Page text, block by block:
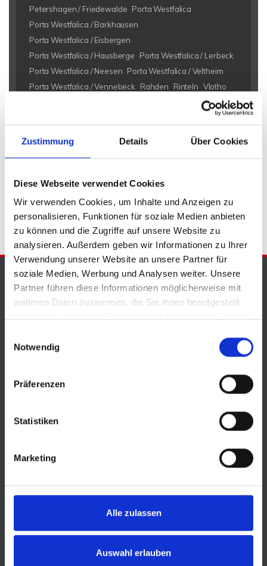
Zustimmung Details Über Cookies
Diese Webseite verwendet Cookies
Wir verwenden Cookies, um Inhalte und Anzeigen zu
personalisieren, Funktionen für soziale Medien anbieten
zu können und die Zugriffe auf unsere Website zu
analysieren. Außerdem geben wir Informationen zu Ihrer
Verwendung unserer Website an unsere Partner für
soziale Medien, Werbung und Analysen weiter. Unsere
Partner führen diese Informationen möglicherweise mit
weiteren Daten zusammen, die Sie ihnen bereitgestellt
Notwendig
Präferenzen
Statistiken
Marketing
Alle zulassen
Auswahl erlauben
Petershagen / Friedewalde Porta Westfalica
Porta Westfalica / Barkhausen
Porta Westfalica / Eisbergen
Porta Westfalica / Hausberge
Porta Westfalica / Lerbeck
Porta Westfalica / Neesen Porta Westfalica / Veltheim
Porta Westfalica / Vennebeck
Rahden Rinteln Vlotho
Eigentumswohnung Bad
suche Bad Eilsen
Bad Eilsen
Immobilie Bad Eilsen
Immobilien Bad Eilsen
PARTNER & AUSZEICHNUNGEN
WeserBergland Immobilien